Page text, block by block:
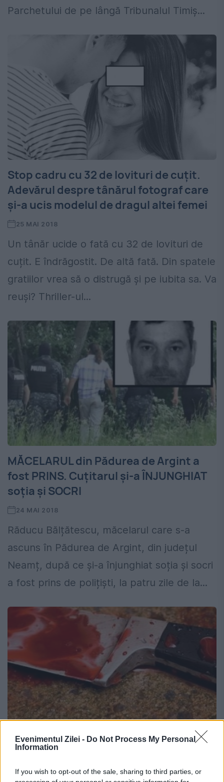
Evenimentul Zilei - Do Not Process My Personal
Information
If you wish to opt-out of the sale, sharing to third parties, or
Parchetului de pe lângă Tribunalul Timiș...
Stop cadru cu 32 de lovituri de cuțit.
Adevărul despre tânărul fotograf care
și-a ucis modelul de dragul altei femei
25 MAI 2018
Un tânăr ucide o fată cu 32 de lovituri de
cuțit. E îndrăgostit. De altă fată. Din spatele
gratiilor vrea să o distrugă și pe iubita sa. Va
reuși? Thriller-ul...
MĂCELARUL din Pădurea de Argint a
fost PRINS. Cuțitarul și-a ÎNJUNGHIAT
soția și SOCRI
24 MAI 2018
Răducu Bălțătescu, măcelarul care s-a
ascuns în Pădurea de Argint, din județul
Neamț, după ce și-a înjunghiat soția și socri
a fost prins de polițiști, la patru zile de la...
Crimă din gelozie la Timișoara. Un
încercat să se sinucidă